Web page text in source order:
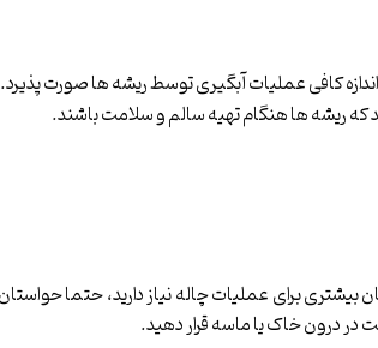
کافی عملیات آبگیری توسط ریشه ها صورت پذیرد.
که ریشه ها هنگام تهیه سالم و سلامت باشند.
برای عملیات چاله نیاز دارید، حتما
در درون خاک یا ماسه قرار دهید.